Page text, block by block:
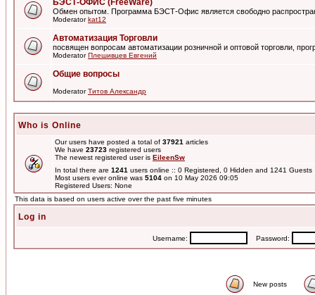
БЭСТ-ОФИС (FreeWare)
Обмен опытом. Программа БЭСТ-Офис является свободно
Moderatorkat12
Автоматизация Торговли
посвящен вопросам автоматизации розничной и оптовой торговли,
ModeratorПлешивцев Евгений
Общие вопросы
ModeratorТитов Александр
Who is Online
Our users have posted a total of 37921 articles
We have 23723 registered users
The newest registered user is EileenSw
In total there are 1241 users online :: 0 Registered, 0 Hidden and 1241
Most users ever online was 5104 on 10 May 2026 09:05
Registered Users: None
This data is based on users active over the past five minutes
Log in
Username: Password:
New posts